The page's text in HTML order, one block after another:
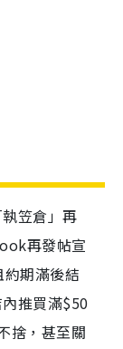
笠倉」再
再發帖宣
期滿後結
推買滿$50
捨，甚至關